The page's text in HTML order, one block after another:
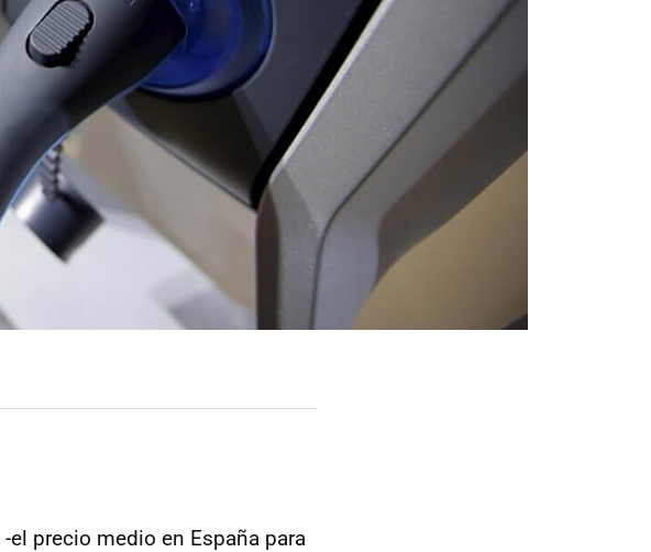
-el precio medio en España para